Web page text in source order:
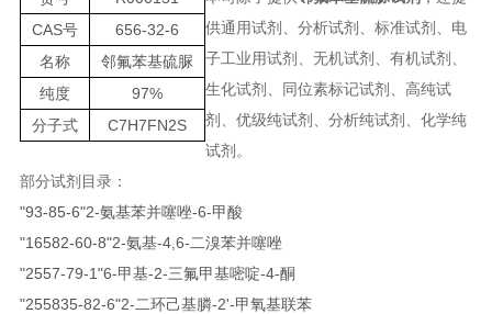
CAS号
656-32-6
名称
邻氟苯基硫脲
纯度
97%
分子式
C7H7FN2S
供通用试剂、分析试剂、标准试剂、电
子工业用试剂、无机试剂、有机试剂、
生化试剂、同位素标记试剂、高纯试
剂、优级纯试剂、分析纯试剂、化学纯
试剂。
部分试剂目录：
"93-85-6"2-氨基苯并噻唑-6-甲酸
"16582-60-8"2-氨基-4,6-二溴苯并噻唑
"2557-79-1"6-甲基-2-三氟甲基嘧啶-4-酮
"255835-82-6"2-二环己基膦-2'-甲氧基联苯